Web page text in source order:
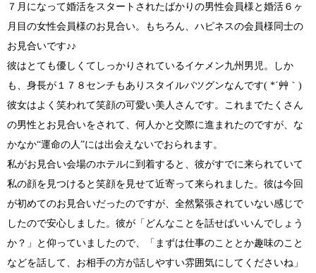
７月になって婚活をスタートされたばかりの男性会員様 と 婚活６ヶ
月目の女性会員様のお見合い。もちろん、ハピネスの会員様同士の
お見合いです♪♪
彼は とても優しくてしっかりされているイケメン九州男児 。しか
も、 身長が１７８センチもありスタイルバツグンなんです( *´艸｀)
彼女は よく笑われて笑顔の可愛い美人さんです。これまでたくさん
の男性とお見合いをされて、何人かと交際に進まれたのですが、な
かなか“運命の人”には出会えないでおられます。
私がお見合い会場のホテルに到着すると、彼がすでに来られていて
私の顔を見つけると笑顔を見せて近寄って来られました。 彼は今回
が初めてのお見合いだったのですが、全然緊張されていない感じで
したので安心しました。彼が 「どんなことを話せばいいんでしょう
か？」
と仰っていましたので、
「まずは仕事のこととか趣味のこと
などを話して、お相手の方が話しやすい雰囲気にしてくださいね」